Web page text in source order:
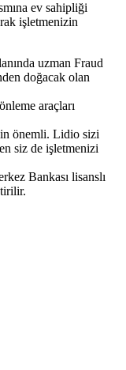
ev sahipliği
işletmenizin
uzman Fraud
doğacak olan
araçları
önemli. Lidio sizi
siz de işletmenizi
Bankası lisanslı